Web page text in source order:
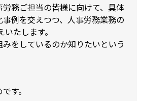
務ご担当の皆様に向けて、具体
例を交えつつ、人事労務業務の
たします。
をしているのか知りたいという
す。